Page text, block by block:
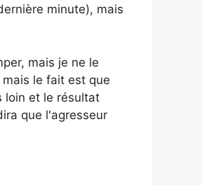
minute), mais
mais je ne le
le fait est que
loin et le résultat
que l'agresseur